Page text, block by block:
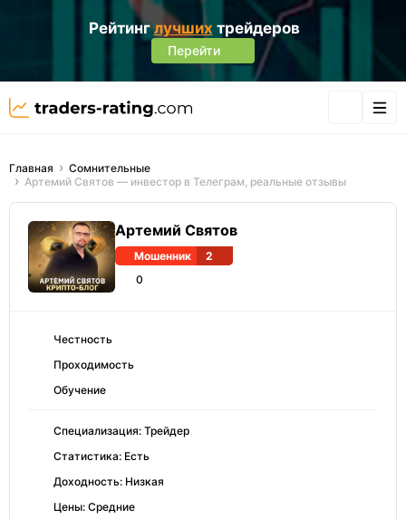
Рейтинглучших трейдеров
Перейти
Главная
Сомнительные
Артемий Святов — инвестор в Телеграм, реальные отзывы
Артемий Святов
Мошенник
2
0
Честность
Проходимость
Обучение
Специализация: Трейдер
Статистика: Есть
Доходность: Низкая
Цены: Средние